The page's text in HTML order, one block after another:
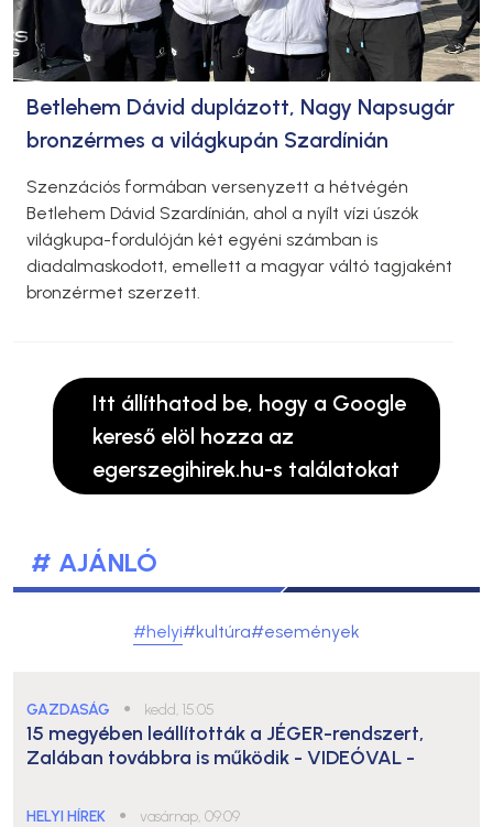
Betlehem Dávid duplázott, Nagy Napsugár
bronzérmes a világkupán Szardínián
Szenzációs formában versenyzett a hétvégén
Betlehem Dávid Szardínián, ahol a nyílt vízi úszók
világkupa-fordulóján két egyéni számban is
diadalmaskodott, emellett a magyar váltó tagjaként
bronzérmet szerzett.
Itt állíthatod be, hogy a Google
kereső elöl hozza az
egerszegihirek.hu-s találatokat
# AJÁNLÓ
#helyi#kultúra#események
GAZDASÁG ● kedd, 15:05
15 megyében leállították a JÉGER-rendszert,
Zalában továbbra is működik - VIDEÓVAL -
HELYI HÍREK ● vasárnap, 09:09